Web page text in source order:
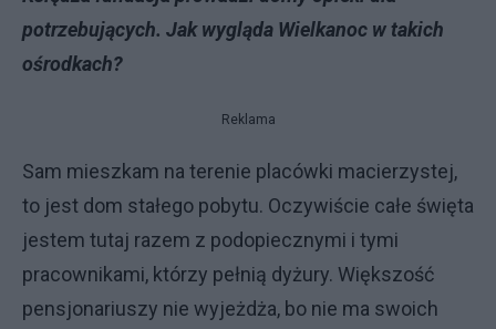
potrzebujących. Jak wygląda Wielkanoc w takich
ośrodkach?
Reklama
Sam mieszkam na terenie placówki macierzystej,
to jest dom stałego pobytu. Oczywiście całe święta
jestem tutaj razem z podopiecznymi i tymi
pracownikami, którzy pełnią dyżury. Większość
pensjonariuszy nie wyjeżdża, bo nie ma swoich